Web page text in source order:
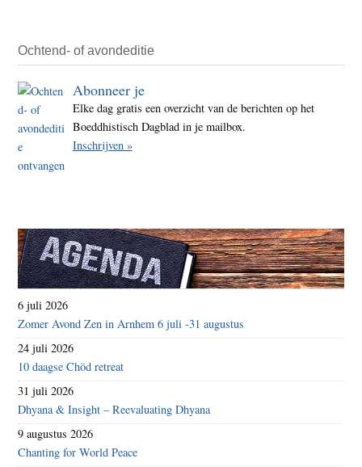
Ochtend- of avondeditie
Abonneer je
Elke dag gratis een overzicht van de berichten op het
Boeddhistisch Dagblad in je mailbox.
Inschrijven »
6 juli 2026
Zomer Avond Zen in Arnhem 6 juli -31 augustus
24 juli 2026
10 daagse Chöd retreat
31 juli 2026
Dhyana & Insight – Reevaluating Dhyana
9 augustus 2026
Chanting for World Peace